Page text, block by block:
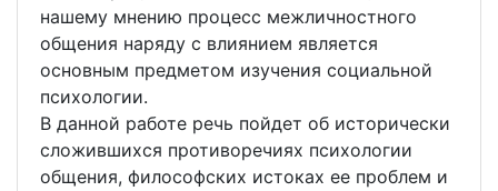
нашему мнению процесс межличностного
общения наряду с влиянием является
основным предметом изучения социальной
психологии.
В данной работе речь пойдет об исторически
сложившихся противоречиях психологии
общения, философских истоках ее проблем и